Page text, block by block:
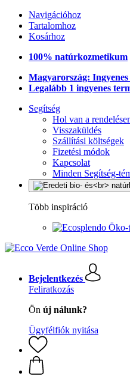
Navigációhoz
Tartalomhoz
Kosárhoz
100% natúrkozmetikum
Magyarország:
Legalább 1 ingyenes
Segítség
Hol van a
Visszaküldés
Szállítási költségek
Fizetési módok
Kapcsolat
Minden Segítség-
Több inspiráció
Öko-
Bejelentkezés
Feliratkozás
Ön új nálunk?
Ügyfélfiók nyitása